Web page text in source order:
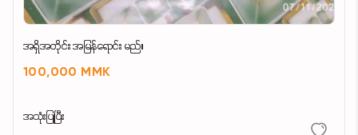
အရှိအတိုင်း အမြန်ရောင်း မည်။
100,000 MMK
အသုံးပြုပြီး